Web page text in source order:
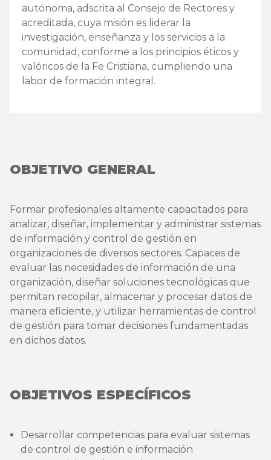
autónoma, adscrita al Consejo de Rectores y
acreditada, cuya misión es liderar la
investigación, enseñanza y los servicios a la
comunidad, conforme a los principios éticos y
valóricos de la Fe Cristiana, cumpliendo una
labor de formación integral.
OBJETIVO GENERAL
Formar profesionales altamente capacitados para
analizar, diseñar, implementar y administrar sistemas
de información y control de gestión en
organizaciones de diversos sectores. Capaces de
evaluar las necesidades de información de una
organización, diseñar soluciones tecnológicas que
permitan recopilar, almacenar y procesar datos de
manera eficiente, y utilizar herramientas de control
de gestión para tomar decisiones fundamentadas
en dichos datos.
OBJETIVOS ESPECÍFICOS
Desarrollar competencias para evaluar sistemas
de control de gestión e información